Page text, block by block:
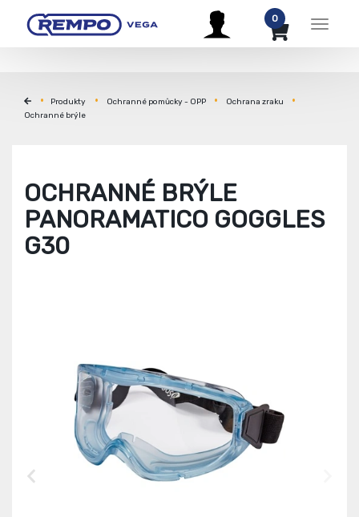
Menu
0
Produkty Ochranné pomůcky - OPP
Ochrana zraku
Ochranné brýle
OCHRANNÉ BRÝLE
PANORAMATICO GOGGLES
G30